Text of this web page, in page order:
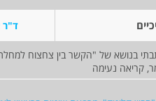
ד"ר
בנושא של "הקשר בין צחצוח למחלת
קריאה נעימה